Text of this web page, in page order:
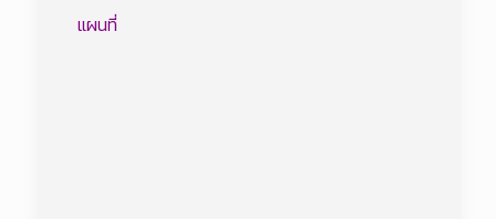
แผนที่